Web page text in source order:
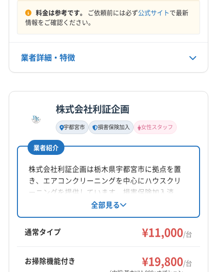
料金は参考です。 ご依頼前には必ず公式サイトで最新
情報をご確認ください。
業者詳細・特徴
基本情報
代表者名
所在地
群馬県館林市
対応地域
佐野市 小山市
栃木市
下都賀郡壬生町
(埼玉県) 羽生市
(埼玉県) 加須市
(埼玉県) 熊谷市
(埼玉県) 大里郡寄居町
(埼玉県) 比企郡吉見町
株式会社利証企画
宇都宮市 損害保険加入 女性スタッフ
業者紹介
株式会社利証企画は栃木県宇都宮市に拠点を置
き、エアコンクリーニングを中心にハウスクリ
ーニングを提供しています。損害保険加入済
み。女性スタッフ同行も可能（要相談）です。基本
料金は11,000円/台。お掃除機能付きエアコンは
8,800円/台で対応。地域密着で利用者に満足して
もらえるサービスを心がけています。
全部見る
通常タイプ ¥11,000/台
お掃除機能付き ¥19,800/台